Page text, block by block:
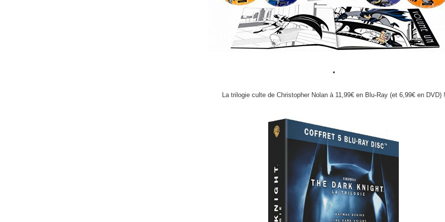
•
La trilogie culte de Christopher Nolan à 11,99€ en Blu-Ray (et 6,99€ en DVD) !